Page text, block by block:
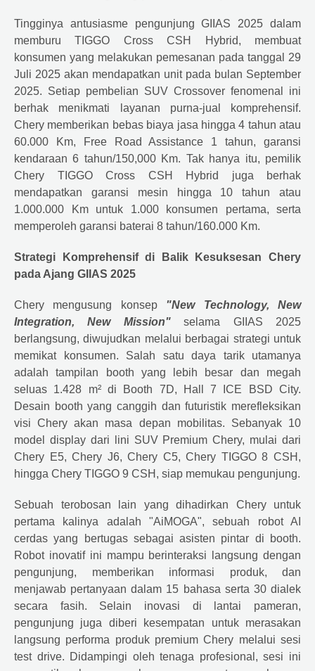
Tingginya antusiasme pengunjung GIIAS 2025 dalam
memburu TIGGO Cross CSH Hybrid, membuat
konsumen yang melakukan pemesanan pada tanggal 29
Juli 2025 akan mendapatkan unit pada bulan September
2025. Setiap pembelian SUV Crossover fenomenal ini
berhak menikmati layanan purna-jual komprehensif.
Chery memberikan bebas biaya jasa hingga 4 tahun atau
60.000 Km, Free Road Assistance 1 tahun, garansi
kendaraan 6 tahun/150,000 Km. Tak hanya itu, pemilik
Chery TIGGO Cross CSH Hybrid juga berhak
mendapatkan garansi mesin hingga 10 tahun atau
1.000.000 Km untuk 1.000 konsumen pertama, serta
memperoleh garansi baterai 8 tahun/160.000 Km.
Strategi Komprehensif di Balik Kesuksesan Chery
pada Ajang GIIAS 2025
Chery mengusung konsep "New Technology, New
Integration, New Mission"selama GIIAS 2025
berlangsung, diwujudkan melalui berbagai strategi untuk
memikat konsumen. Salah satu daya tarik utamanya
adalah tampilan booth yang lebih besar dan megah
seluas 1.428 m² di Booth 7D, Hall 7 ICE BSD City.
Desain booth yang canggih dan futuristik merefleksikan
visi Chery akan masa depan mobilitas. Sebanyak 10
model display dari lini SUV Premium Chery, mulai dari
Chery E5, Chery J6, Chery C5, Chery TIGGO 8 CSH,
hingga Chery TIGGO 9 CSH, siap memukau pengunjung.
Sebuah terobosan lain yang dihadirkan Chery untuk
pertama kalinya adalah "AiMOGA", sebuah robot AI
cerdas yang bertugas sebagai asisten pintar di booth.
Robot inovatif ini mampu berinteraksi langsung dengan
pengunjung, memberikan informasi produk, dan
menjawab pertanyaan dalam 15 bahasa serta 30 dialek
secara fasih. Selain inovasi di lantai pameran,
pengunjung juga diberi kesempatan untuk merasakan
langsung performa produk premium Chery melalui sesi
test drive. Didampingi oleh tenaga profesional, sesi ini